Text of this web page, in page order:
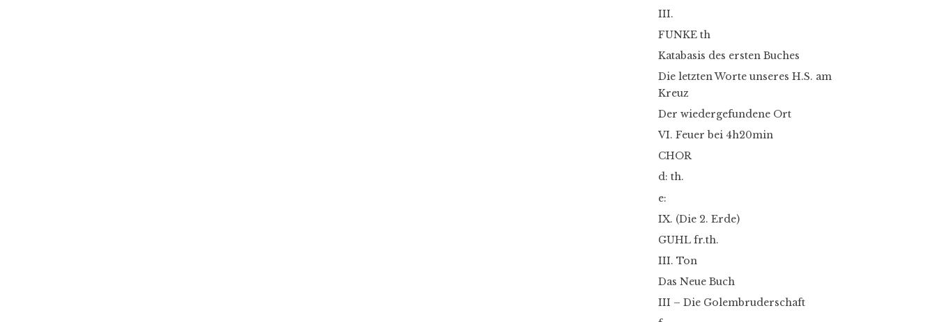
III.
FUNKE th
Katabasis des ersten Buches
Die letzten Worte unseres H.S. am
Kreuz
Der wiedergefundene Ort
VI. Feuer bei 4h20min
CHOR
d: th.
e:
IX. (Die 2. Erde)
GUHL fr.th.
III. Ton
Das Neue Buch
III – Die Golembruderschaft